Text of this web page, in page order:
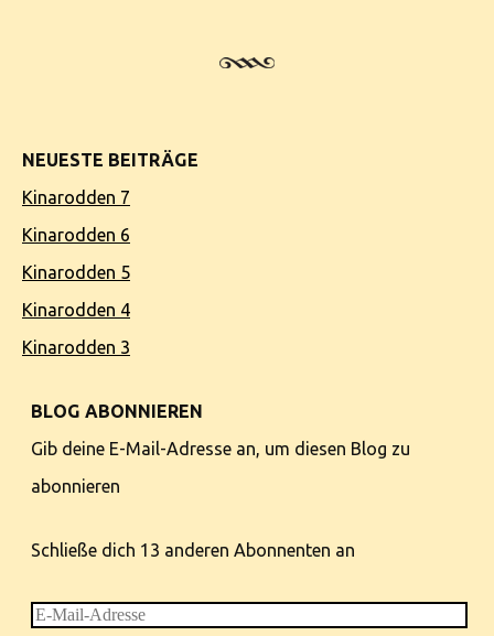
NEUESTE BEITRÄGE
Kinarodden 7
Kinarodden 6
Kinarodden 5
Kinarodden 4
Kinarodden 3
BLOG ABONNIEREN
Gib deine E-Mail-Adresse an, um diesen Blog zu
abonnieren
Schließe dich 13 anderen Abonnenten an
E-